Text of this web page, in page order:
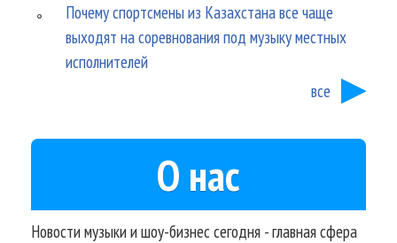
Почему спортсмены из Казахстана все чаще
выходят на соревнования под музыку местных
исполнителей
все
О нас
Новости музыки и шоу-бизнес сегодня - главная сфера